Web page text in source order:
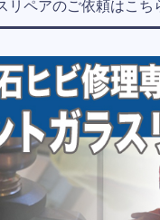
リペアのご依頼はこち